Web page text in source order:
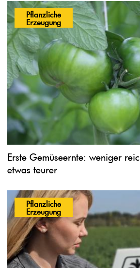
Pflanzliche
Erzeugung
Erste Gemüseernte: weniger
etwas teurer
Pflanzliche
Erzeugung